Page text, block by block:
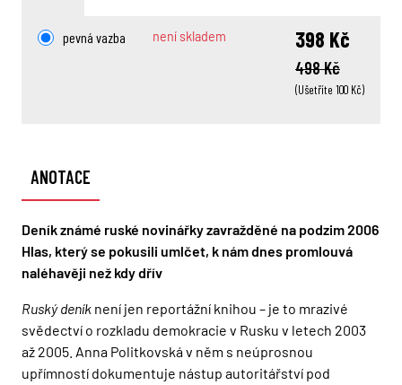
pevná vazba není skladem
498 Kč
(Ušetříte 100 Kč)
398 Kč
ANOTACE
Deník známé ruské novinářky zavražděné na podzim 2006
Hlas, který se pokusili umlčet, k nám dnes promlouvá
naléhavěji než kdy dřív
Ruský deník není jen reportážní knihou – je to mrazivé
svědectví o rozkladu demokracie v Rusku v letech 2003
až 2005. Anna Politkovská v něm s neúprosnou
upřímností dokumentuje nástup autoritářství pod